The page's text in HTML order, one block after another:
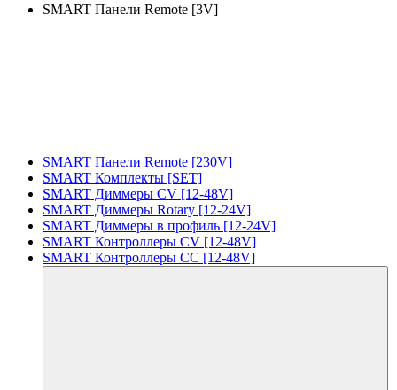
SMART Панели Remote [3V]
SMART Панели Remote [230V]
SMART Комплекты [SET]
SMART Диммеры CV [12-48V]
SMART Диммеры Rotary [12-24V]
SMART Диммеры в профиль [12-24V]
SMART Контроллеры CV [12-48V]
SMART Контроллеры CC [12-48V]